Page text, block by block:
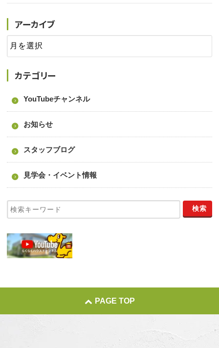
アーカイブ
カテゴリー
YouTubeチャンネル
お知らせ
スタッフブログ
見学会・イベント情報
PAGE TOP